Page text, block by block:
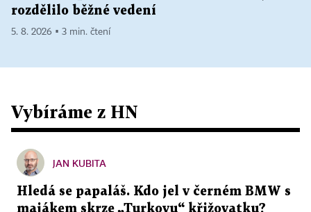
rozdělilo běžné vedení
5. 8. 2026 ▪ 3 min. čtení
Vybíráme z HN
JAN KUBITA
Hledá se papaláš. Kdo jel v černém BMW s
majákem skrze „Turkovu“ křižovatku?